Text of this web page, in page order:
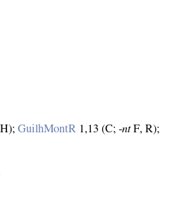
GuilhMontR 1,13 (C;‑ntF, R);